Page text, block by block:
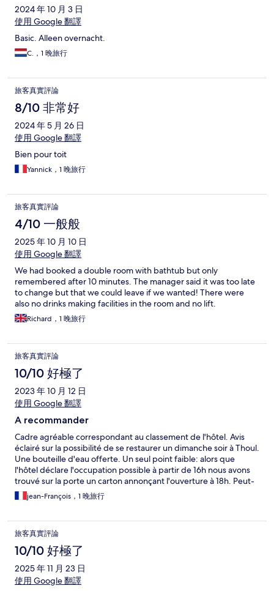
2024 年 10 月 3 日
使用 Google 翻譯
Basic. Alleen overnacht.
C.，1 晚旅行
旅客真實評論
8/10 非常好
2024 年 5 月 26 日
使用 Google 翻譯
Bien pour toit
Yannick，1 晚旅行
旅客真實評論
4/10 一般般
2025 年 10 月 10 日
使用 Google 翻譯
We had booked a double room with bathtub but only
remembered after 10 minutes. The manager said it was too late
to change but that we could leave if we wanted! There were
also no drinks making facilities in the room and no lift.
Richard，1 晚旅行
旅客真實評論
10/10 好極了
2023 年 10 月 12 日
使用 Google 翻譯
A recommander
Cadre agréable correspondant au classement de l'hôtel. Avis
éclairé sur la possibilité de se restaurer un dimanche soir à Thoul.
Une bouteille d'eau offerte. Un seul point faible: alors que
l'hôtel déclare l'occupation possible à partir de 16h nous avons
trouvé sur la porte un carton annonçant l'ouverture à 18h. Peut-
être exceptionnel ?
jean-François，1 晚旅行
旅客真實評論
10/10 好極了
2025 年 11 月 23 日
使用 Google 翻譯